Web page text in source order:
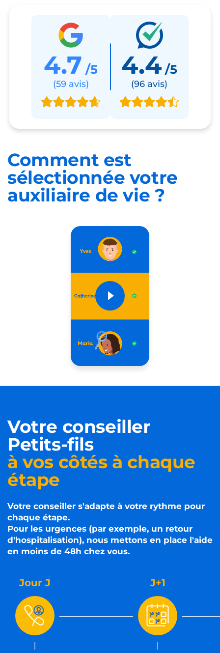
4.7 /5
(59 avis)
4.4 /5
(96 avis)
Comment est
sélectionnée votre
auxiliaire de vie ?
Votre conseiller
Petits-fils
à vos côtés à chaque
étape
Votre conseiller s'adapte à votre rythme pour
chaque étape.
Pour les urgences (par exemple, un retour
d'hospitalisation), nous mettons en place l'aide
en moins de 48h chez vous.
Jour J J+1